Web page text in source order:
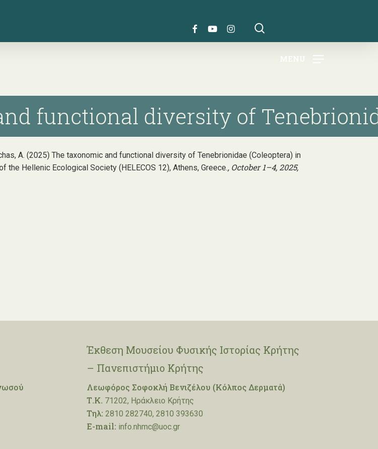
MENU
FACEBOOK
YOUTUBEINSTAGRAM
functional diversity of
A. (2025) The taxonomic and functional diversity of Tenebrionidae (Coleoptera) in
Hellenic Ecological Society (HELECOS 12), Athens, Greece., October 1–4, 2025,
Έκθεση Μουσείου Φυσικής Ιστορίας Κρήτης
– Πανεπιστήμιο Κρήτης
Λεωφόρος Σοφοκλή Βενιζέλου (Κόλπος Δερματά)
Τ.Κ. 71202, Ηράκλειο Κρήτης
Τηλ: 2810 282740, 2810 393630
E-mail: info.nhmc@uoc.gr